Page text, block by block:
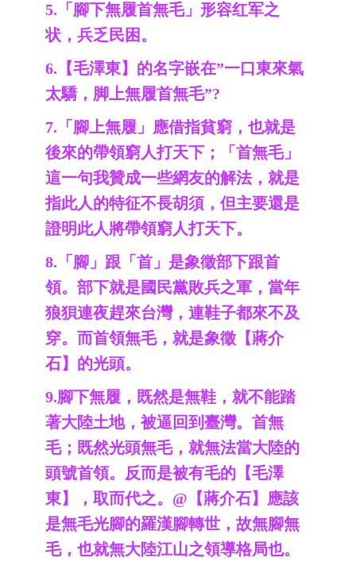
5.「腳下無履首無毛」形容红军之
状，兵乏民困。
6.【毛澤東】的名字嵌在”一口東來氣
太驕，脚上無履首無毛”?
7.「腳上無履」應借指貧窮，也就是
後來的帶領窮人打天下；「首無毛」
這一句我贊成一些網友的解法，就是
指此人的特征不長胡須，但主要還是
證明此人將帶領窮人打天下。
8.「腳」跟「首」是象徵部下跟首
領。部下就是國民黨敗兵之軍，當年
狼狽連夜趕來台灣，連鞋子都來不及
穿。而首領無毛，就是象徵【蔣介
石】的光頭。
9.腳下無履，既然是無鞋，就不能踏
著大陸土地，被逼回到臺灣。首無
毛；既然光頭無毛，就無法當大陸的
頭號首領。反而是被有毛的【毛澤
東】，取而代之。@【蔣介石】應該
是無毛光腳的羅漢腳轉世，故無腳無
毛，也就無大陸江山之領導格局也。